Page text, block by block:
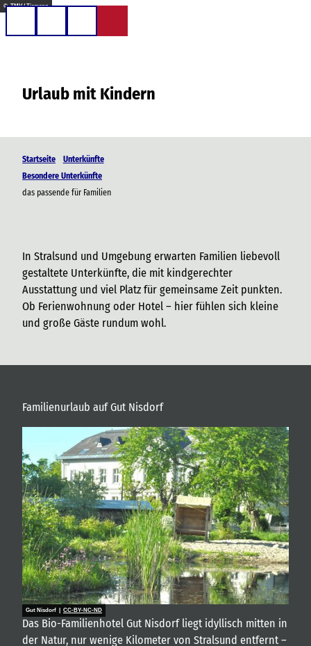
Z
t
© TMV / Tiemann
Urlaub mit Kindern
Startseite
Unterkünfte
Besondere Unterkünfte
das passende für Familien
In Stralsund und Umgebung erwarten Familien liebevoll
gestaltete Unterkünfte, die mit kindgerechter
Ausstattung und viel Platz für gemeinsame Zeit punkten.
Ob Ferienwohnung oder Hotel – hier fühlen sich kleine
und große Gäste rundum wohl.
Familienurlaub auf Gut Nisdorf
Gut Nisdorf | CC-BY-NC-ND
Das Bio-Familienhotel Gut Nisdorf liegt idyllisch mitten in
der Natur, nur wenige Kilometer von Stralsund entfernt –